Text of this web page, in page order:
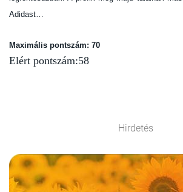
Adidast…
Maximális pontszám: 70
Elért pontszám:58
Hirdetés